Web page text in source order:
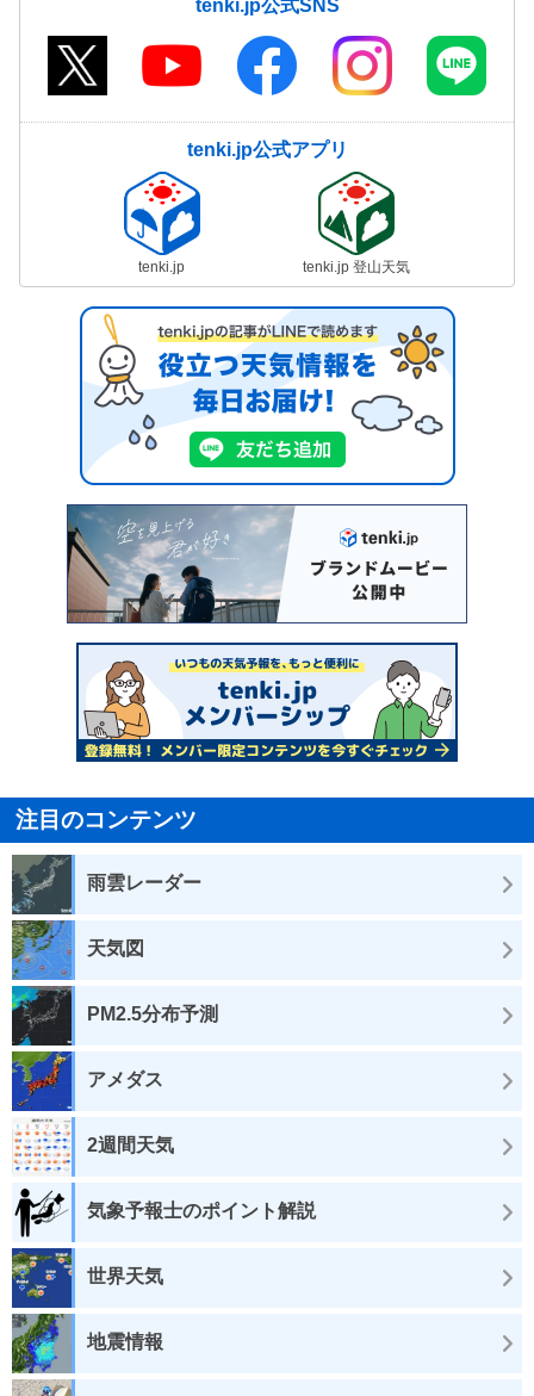
tenki.jp公式SNS
tenki.jp公式アプリ
tenki.jp tenki.jp 登山天気
注目のコンテンツ
雨雲レーダー
天気図
PM2.5分布予測
アメダス
2週間天気
気象予報士のポイント解説
世界天気
地震情報